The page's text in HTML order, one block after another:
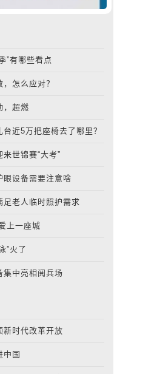
”有哪些看点
怎么应对？
，超燃
台近5万把座椅去了哪里？
世锦赛“大考”
眼设备需要注意啥
足老人临时照护需求
上一座城
”火了
集中亮相阅兵场
新时代改革开放
中国